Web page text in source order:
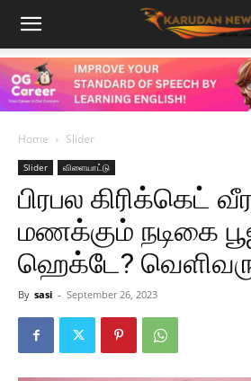
Home Slider
Slider விளையாட்டு
பிரபல கிரிக்கெட்
மணக்கும் நடிகை
ஹெக்டே?
By sasi - September 26, 2023